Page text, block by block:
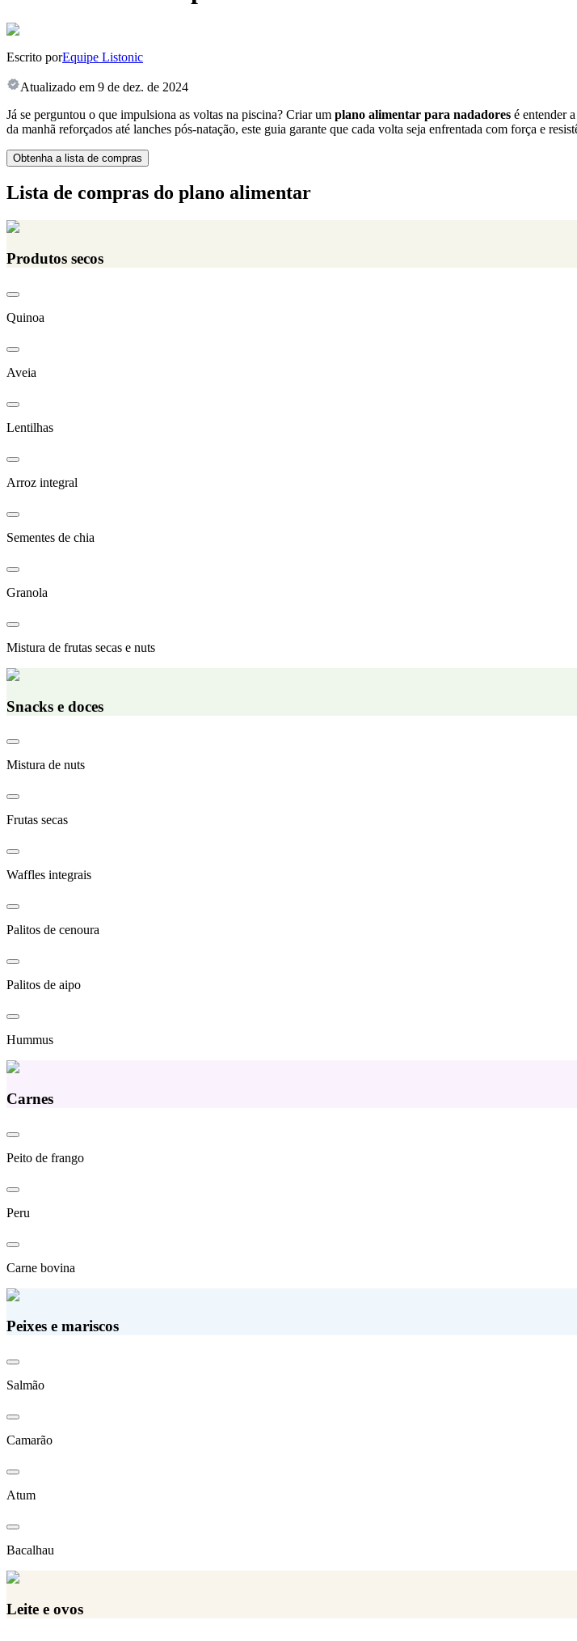
Escrito porEquipe Listonic
Atualizado em 9 de dez. de 2024
Já se perguntou o que impulsiona as voltas na piscina? Criar um plano alimentar para nadadores é entender
da manhã reforçados até lanches pós-natação, este guia garante que cada volta seja enfrentada com força e
Obtenha a lista de compras
Lista de compras do plano alimentar
Produtos secos
Quinoa
Aveia
Lentilhas
Arroz integral
Sementes de chia
Granola
Mistura de frutas secas e nuts
Snacks e doces
Mistura de nuts
Frutas secas
Waffles integrais
Palitos de cenoura
Palitos de aipo
Hummus
Carnes
Peito de frango
Peru
Carne bovina
Peixes e mariscos
Salmão
Camarão
Atum
Bacalhau
Leite e ovos